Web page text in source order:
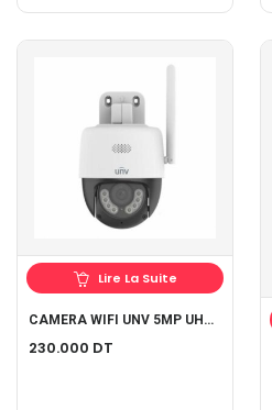
Lire La Suite
CAMERA WIFI UNV 5MP UHO-P1A-M5F4D
230.000 DT